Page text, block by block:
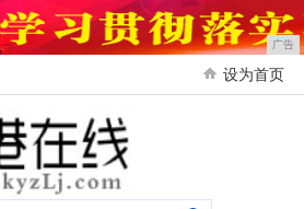
广告
设为首页